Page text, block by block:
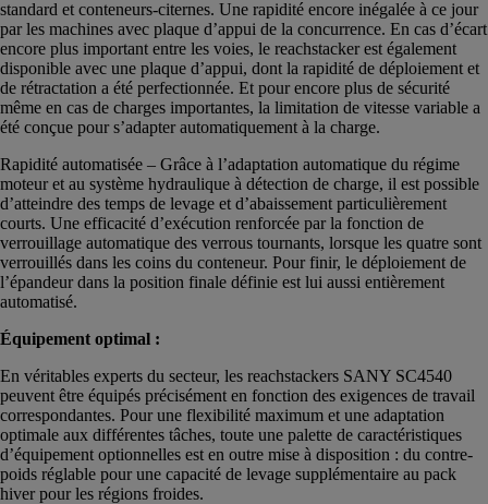
standard et conteneurs-citernes. Une rapidité encore inégalée à ce jour
par les machines avec plaque d’appui de la concurrence. En cas d’écart
encore plus important entre les voies, le reachstacker est également
disponible avec une plaque d’appui, dont la rapidité de déploiement et
de rétractation a été perfectionnée. Et pour encore plus de sécurité
même en cas de charges importantes, la limitation de vitesse variable a
été conçue pour s’adapter automatiquement à la charge.
Rapidité automatisée – Grâce à l’adaptation automatique du régime
moteur et au système hydraulique à détection de charge, il est possible
d’atteindre des temps de levage et d’abaissement particulièrement
courts. Une efficacité d’exécution renforcée par la fonction de
verrouillage automatique des verrous tournants, lorsque les quatre sont
verrouillés dans les coins du conteneur. Pour finir, le déploiement de
l’épandeur dans la position finale définie est lui aussi entièrement
automatisé.
Équipement optimal :
En véritables experts du secteur, les reachstackers SANY SC4540
peuvent être équipés précisément en fonction des exigences de travail
correspondantes. Pour une flexibilité maximum et une adaptation
optimale aux différentes tâches, toute une palette de caractéristiques
d’équipement optionnelles est en outre mise à disposition : du contre-
poids réglable pour une capacité de levage supplémentaire au pack
hiver pour les régions froides.